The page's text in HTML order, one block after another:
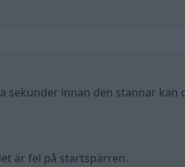
sekunder innan den stannar kan
är fel på startspärren.